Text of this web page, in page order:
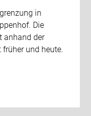
in
Die
anhand der
und heute.